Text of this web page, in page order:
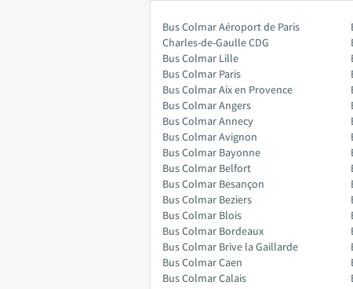
Bus Colmar Aéroport de Paris
Charles-de-Gaulle CDG
Bus Colmar Lille
Bus Colmar Paris
Bus Colmar Aix en Provence
Bus Colmar Angers
Bus Colmar Annecy
Bus Colmar Avignon
Bus Colmar Bayonne
Bus Colmar Belfort
Bus Colmar Besançon
Bus Colmar Beziers
Bus Colmar Blois
Bus Colmar Bordeaux
Bus Colmar Brive la Gaillarde
Bus Colmar Caen
Bus Colmar Calais